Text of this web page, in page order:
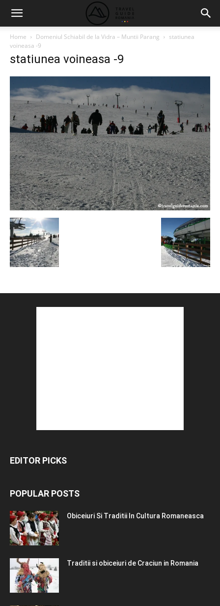
Home Domeniul Schiabil de la Vidra – Muntii Parang
statiunea
voineasa -9
statiunea voineasa -9
EDITOR PICKS
POPULAR POSTS
Obiceiuri Si Traditii In Cultura Romaneasca
Traditii si obiceiuri de Craciun in Romania